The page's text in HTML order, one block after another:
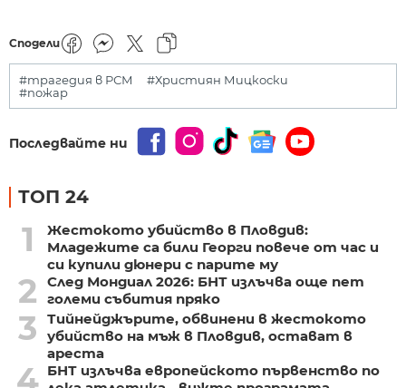
Сподели
#трагедия в РСМ
#Християн Мицкоски
#пожар
Последвайте ни
ТОП 24
1
Жестокото убийство в Пловдив:
Младежите са били Георги повече от час и
си купили дюнери с парите му
2
След Мондиал 2026: БНТ излъчва още пет
големи събития пряко
3
Тийнейджърите, обвинени в жестокото
убийство на мъж в Пловдив, остават в
ареста
4 БНТ излъчва европейското първенство по